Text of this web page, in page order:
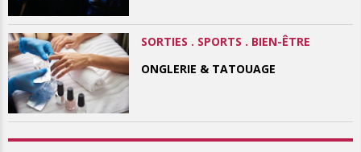
SORTIES . SPORTS . BIEN-ÊTRE
ONGLERIE & TATOUAGE